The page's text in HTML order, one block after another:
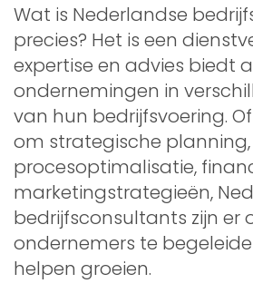
Wat is Nederlandse
precies? Het is een
expertise en advies biedt
ondernemingen in
van hun bedrijfsvoering.
om strategische planning,
procesoptimalisatie,
marketingstrategieën,
bedrijfsconsultants zijn er
ondernemers te
helpen groeien.